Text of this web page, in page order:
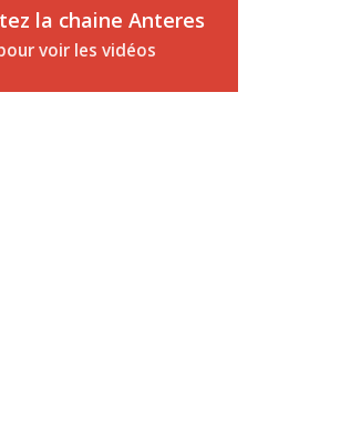
la chaine Anteres
voir les vidéos